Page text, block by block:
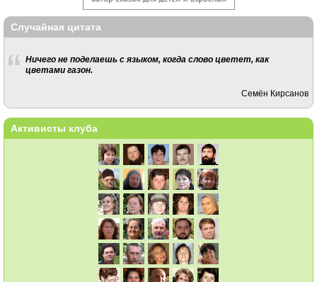
Случайная цитата
Ничего не поделаешь с языком, когда слово цветет, как
цветами газон.
Семён Кирсанов
Активисты клуба